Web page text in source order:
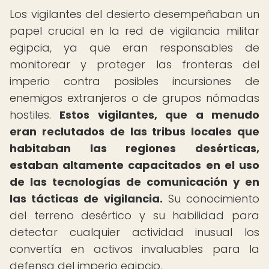
Los vigilantes del desierto desempeñaban un
papel crucial en la red de vigilancia militar
egipcia, ya que eran responsables de
monitorear y proteger las fronteras del
imperio contra posibles incursiones de
enemigos extranjeros o de grupos nómadas
hostiles. Estos vigilantes, que a menudo
eran reclutados de las tribus locales que
habitaban las regiones desérticas,
estaban altamente capacitados en el uso
de las tecnologías de comunicación y en
las tácticas de vigilancia. Su conocimiento
del terreno desértico y su habilidad para
detectar cualquier actividad inusual los
convertía en activos invaluables para la
defensa del imperio egipcio.